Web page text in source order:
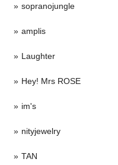
sopranojungle
amplis
Laughter
Hey! Mrs ROSE
im's
nityjewelry
TAN